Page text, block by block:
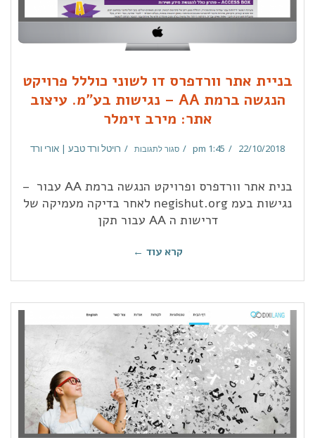
בניית אתר וורדפרס דו לשוני כוללל פרויקט
הנגשה ברמת AA – נגישות בע"מ. עיצוב
אתר: מירב זימלר
22/10/2018
1:45 pm סגור לתגובות רויטל ורד טבע | אורי ורד
בנית אתר וורדפרס ופרויקט הנגשה ברמת AA עבור –
נגישות בעמ negishut.org לאחר בדיקה מעמיקה של
דרישות ה AA עבור תקן
קרא עוד ←